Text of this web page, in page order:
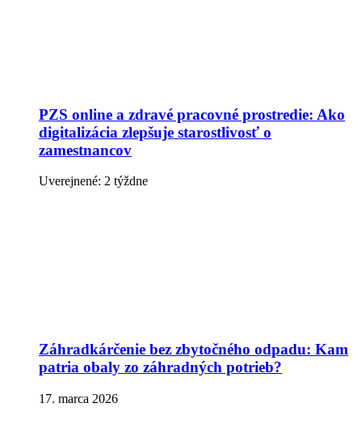
PZS online a zdravé pracovné prostredie: Ako
digitalizácia zlepšuje starostlivosť o
zamestnancov
Uverejnené: 2 týždne
Záhradkárčenie bez zbytočného odpadu: Kam
patria obaly zo záhradných potrieb?
17. marca 2026